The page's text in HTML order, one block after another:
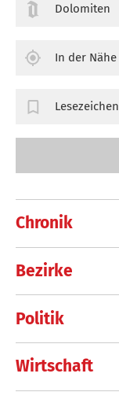
Chronik
Bezirke
Politik
Wirtschaft
Dolomiten
In der Nähe
Lesezeichen